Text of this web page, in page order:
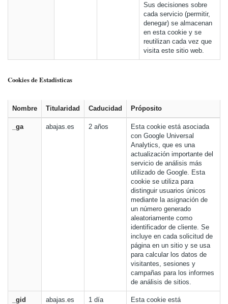
Sus decisiones sobre
cada servicio (permitir,
denegar) se almacenan
en esta cookie y se
reutilizan cada vez que
visita este sitio web.
Cookies de Estadisticas
Nombre Titularidad Caducidad Próposito
_ga abajas.es 2 años
Esta cookie está asociada
con Google Universal
Analytics, que es una
actualización importante del
servicio de análisis más
utilizado de Google. Esta
cookie se utiliza para
distinguir usuarios únicos
mediante la asignación de
un número generado
aleatoriamente como
identificador de cliente. Se
incluye en cada solicitud de
página en un sitio y se usa
para calcular los datos de
visitantes, sesiones y
campañas para los informes
de análisis de sitios.
_gid abajas.es 1 día
Esta cookie está